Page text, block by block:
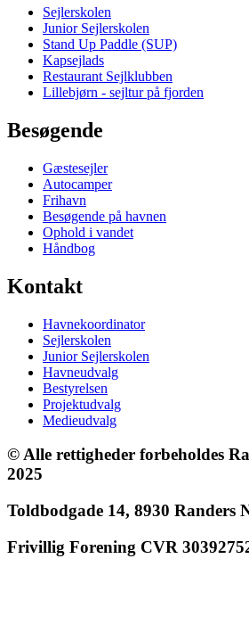
Sejlerskolen
Junior Sejlerskolen
Stand Up Paddle (SUP)
Kapsejlads
Restaurant Sejlklubben
Lillebjørn - sejltur på fjorden
Besøgende
Gæstesejler
Autocamper
Frihavn
Besøgende på havnen
Ophold i vandet
Håndbog
Kontakt
Havnekoordinator
Sejlerskolen
Junior Sejlerskolen
Havneudvalg
Bestyrelsen
Projektudvalg
Medieudvalg
© Alle rettigheder forbeholdes
2025
Toldbodgade 14, 8930 Randers
Frivillig Forening CVR